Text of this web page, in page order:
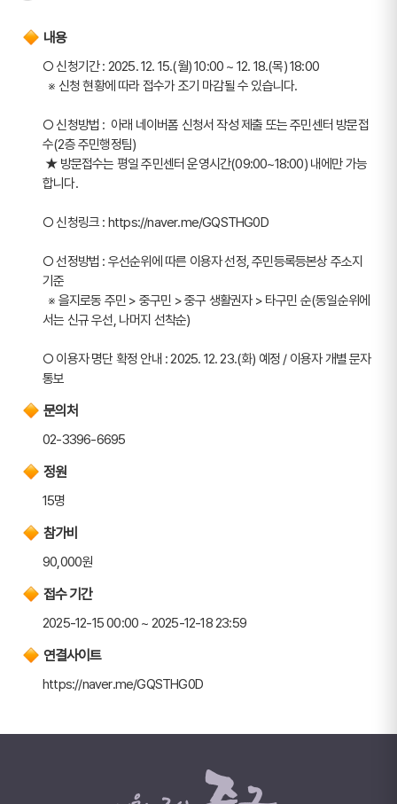
내용
○ 신청기간 : 2025. 12. 15.(월) 10:00 ~ 12. 18.(목) 18:00
  ※ 신청 현황에 따라 접수가 조기 마감될 수 있습니다.
○ 신청방법 :  아래 네이버폼 신청서 작성 제출 또는 주민센터 방문접
수(2층 주민행정팀)
합니다.
○ 신청링크 : https://naver.me/GQSTHG0D
○ 선정방법 : 우선순위에 따른 이용자 선정, 주민등록등본상 주소지
기준
서는 신규 우선, 나머지 선착순)
○ 이용자 명단 확정 안내 : 2025. 12. 23.(화) 예정 / 이용자 개별 문자
통보
문의처
02-3396-6695
정원
15명
참가비
90,000원
접수 기간
2025-12-15 00:00 ~ 2025-12-18 23:59
연결사이트
https://naver.me/GQSTHG0D